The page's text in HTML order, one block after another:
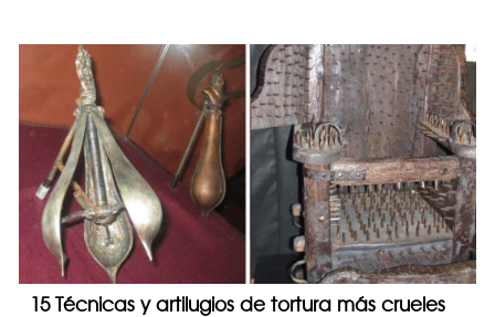
15 Técnicas y artilugios de tortura más crueles